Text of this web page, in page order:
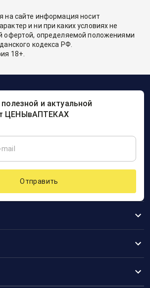
на сайте информация носит
и ни при каких условиях не
офертой, определяемой положениями
кодекса РФ.
18+.
и актуальной
ЦЕНЫвАПТЕКАХ
Отправить